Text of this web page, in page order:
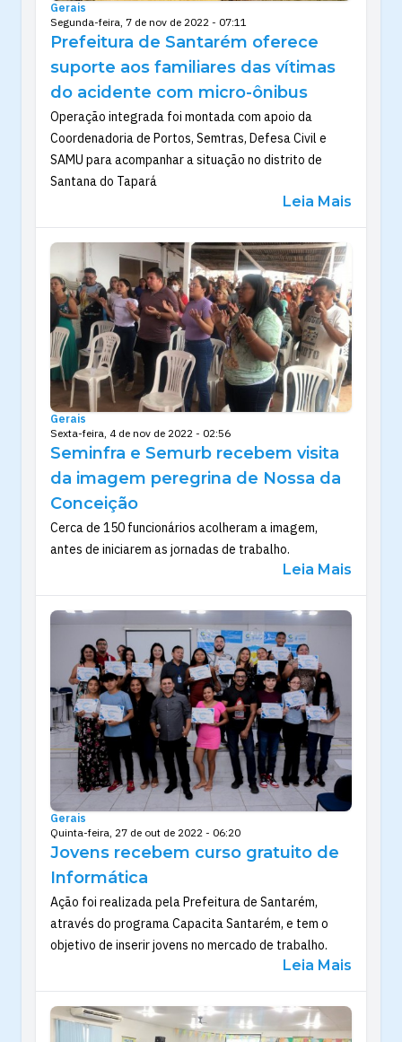
Gerais
Segunda-feira, 7 de nov de 2022 - 07:11
Prefeitura de Santarém oferece
suporte aos familiares das vítimas
do acidente com micro-ônibus
Operação integrada foi montada com apoio da
Coordenadoria de Portos, Semtras, Defesa Civil e
SAMU para acompanhar a situação no distrito de
Santana do Tapará
Leia Mais
Gerais
Sexta-feira, 4 de nov de 2022 - 02:56
Seminfra e Semurb recebem visita
da imagem peregrina de Nossa da
Conceição
Cerca de 150 funcionários acolheram a imagem,
antes de iniciarem as jornadas de trabalho.
Leia Mais
Gerais
Quinta-feira, 27 de out de 2022 - 06:20
Jovens recebem curso gratuito de
Informática
Ação foi realizada pela Prefeitura de Santarém,
através do programa Capacita Santarém, e tem o
objetivo de inserir jovens no mercado de trabalho.
Leia Mais